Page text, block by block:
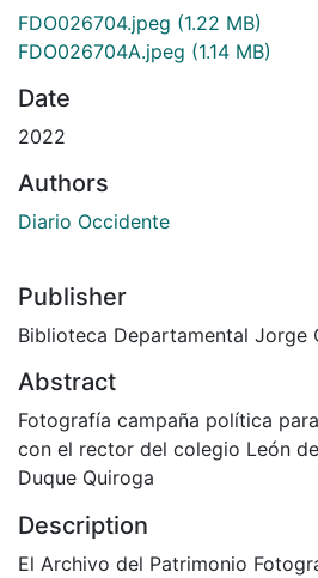
FDO026704.jpeg (1.22 MB)
FDO026704A.jpeg (1.14 MB)
Date
2022
Authors
Diario Occidente
Publisher
Biblioteca Departamental Jorge
Abstract
Fotografía campaña política
con el rector del colegio León
Duque Quiroga
Description
El Archivo del Patrimonio